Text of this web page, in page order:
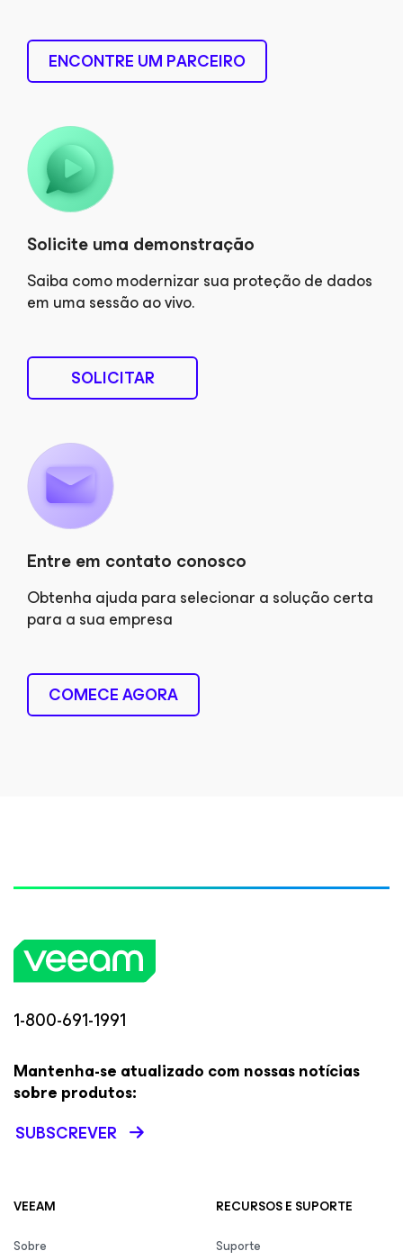
ENCONTRE UM PARCEIRO
Solicite uma demonstração
Saiba como modernizar sua proteção de dados
em uma sessão ao vivo.
SOLICITAR
Entre em contato conosco
Obtenha ajuda para selecionar a solução certa
para a sua empresa
COMECE AGORA
1-800-691-1991
Mantenha-se atualizado com nossas notícias
sobre produtos:
SUBSCREVER
VEEAM
Sobre
RECURSOS E SUPORTE
Suporte